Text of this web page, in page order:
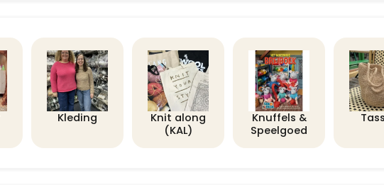
Kleding
Knit along
(KAL)
Knuffels &
Speelgoed